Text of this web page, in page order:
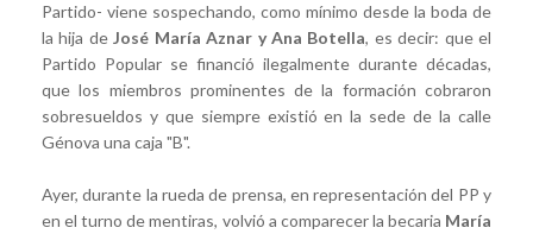
Partido- viene sospechando, como mínimo desde la boda de
la hija deJosé María Aznar y Ana Botella, es decir: que el
Partido Popular se financió ilegalmente durante décadas,
que los miembros prominentes de la formación cobraron
sobresueldos y que siempre existió en la sede de la calle
Génova una caja "B".
Ayer, durante la rueda de prensa, en representación del PP y
en el turno de mentiras, volvió a comparecer la becaria María